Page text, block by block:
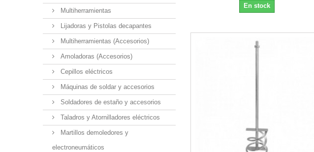
Multiherramientas
Lijadoras y Pistolas decapantes
Multiherramientas (Accesorios)
Amoladoras (Accesorios)
Cepillos eléctricos
Máquinas de soldar y accesorios
Soldadores de estaño y accesorios
Taladros y Atornilladores eléctricos
Martillos demoledores y
electroneumáticos
En stock